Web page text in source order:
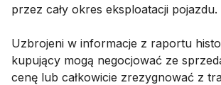
przez cały okres eksploatacji pojazdu.
Uzbrojeni w informacje z raportu
kupujący mogą negocjować ze
cenę lub całkowicie zrezygnować z